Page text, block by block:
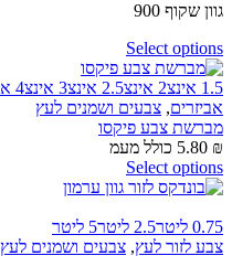
גוון שקוף 900
Select options
1.5 אינצ 2 אינצ 2.5 אינצ 3 אינצ
4 אינצ
אביזרים, צבעים ושמנים לעץ
מברשת צבע פיקסו
5.80 ₪
כולל מעמ
Select options
0.75 ליטר 2.5 ליטר
5 ליטר
צבע לזור לעץ, צבעים ושמנים לעץ